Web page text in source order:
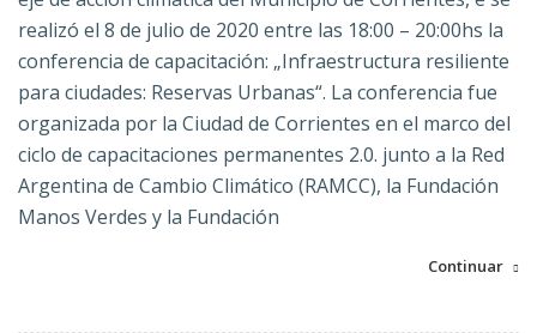
realizó el 8 de julio de 2020 entre las 18:00 – 20:00hs la
conferencia de capacitación: „Infraestructura resiliente
para ciudades: Reservas Urbanas“. La conferencia fue
organizada por la Ciudad de Corrientes en el marco del
ciclo de capacitaciones permanentes 2.0. junto a la Red
Argentina de Cambio Climático (RAMCC), la Fundación
Manos Verdes y la Fundación
Continuar